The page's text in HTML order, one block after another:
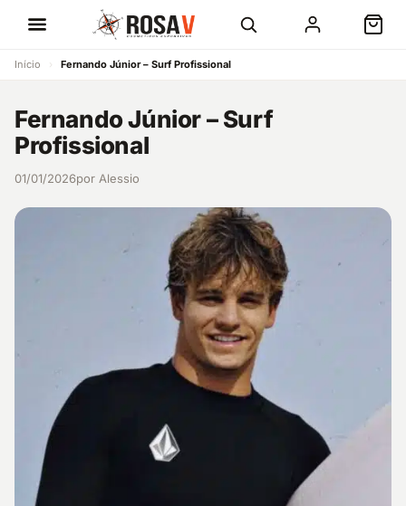
Início › Fernando Júnior – Surf Profissional
Fernando Júnior – Surf
Profissional
01/01/2026por Alessio